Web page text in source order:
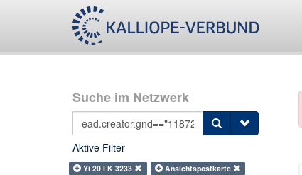
Suche im Netzwerk
Aktive Filter
Yi 20 I K 3233
Ansichtspostkarte